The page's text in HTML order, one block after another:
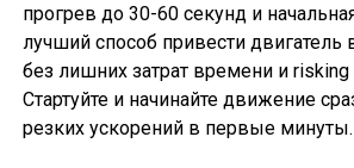
прогрев до 30-60 секунд и
лучший способ привести
без лишних затрат времени и
Стартуйте и начинайте движение
резких ускорений в первые минуты.